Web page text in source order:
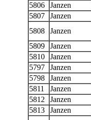
5806
Janzen
5807
Janzen
5808
Janzen
5809
Janzen
5810
Janzen
5797
Janzen
5798
Janzen
5811
Janzen
5812
Janzen
5813
Janzen